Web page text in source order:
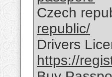
Czech
republic/
Drivers
https://